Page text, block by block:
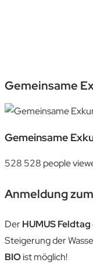
Gemeinsame
Gemeinsame
528 528 people
Anmeldung
DerHUMUS Feldtag
Steigerung der
BIOist möglich!